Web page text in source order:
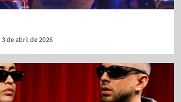
3 de abril de 2026